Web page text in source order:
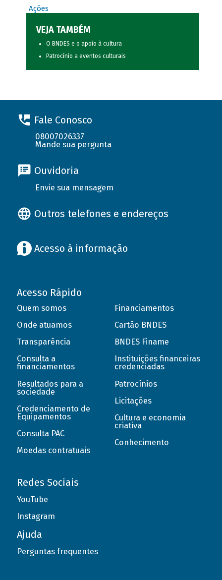
Ações
VEJA TAMBÉM
O BNDES e o apoio à cultura
Patrocínio a eventos culturais
Fale Conosco
08007026337
Mande sua pergunta
Ouvidoria
Envie sua mensagem
Outros telefones e endereços
Acesso à informação
Acesso Rápido
Quem somos
Onde atuamos
Transparência
Consulta a
financiamentos
Resultados para a
sociedade
Credenciamento de
Equipamentos
Consulta PAC
Moedas contratuais
Financiamentos
Cartão BNDES
BNDES Finame
Instituições financeiras
credenciadas
Patrocínios
Licitações
Cultura e economia
criativa
Conhecimento
Redes Sociais
YouTube
Instagram
Ajuda
Perguntas frequentes